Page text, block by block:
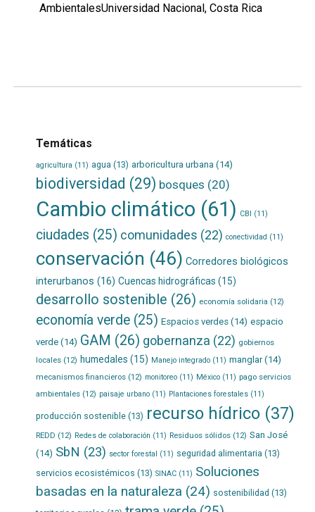
AmbientalesUniversidad Nacional, Costa Rica
Temáticas
agricultura (11) agua (13) arboricultura urbana(14)
biodiversidad (29) bosques (20)
Cambio climático (61) CBI (11)
ciudades (25) comunidades (22) conectividad (11)
conservación (46) Corredores biológicos
interurbanos (16) Cuencas hidrográficas (15)
desarrollo sostenible (26) economía solidaria (12)
economía verde(25) Espacios verdes(14) espacio
verde(14) GAM (26) gobernanza (22) gobiernos
locales(12) humedales (15) Manejo integrado(11) manglar(14)
mecanismos financieros(12) monitoreo(11) México(11) pago servicios
ambientales(12) paisaje urbano(11) Plantaciones forestales(11)
producción sostenible(13) recurso hídrico(37)
REDD (12) Redes de colaboración (11) Residuos sólidos(12) San José
(14) SbN (23) sector forestal (11) seguridad alimentaria (13)
servicios ecosistémicos (13) SINAC(11) Soluciones
basadas en la naturaleza (24) sostenibilidad (13)